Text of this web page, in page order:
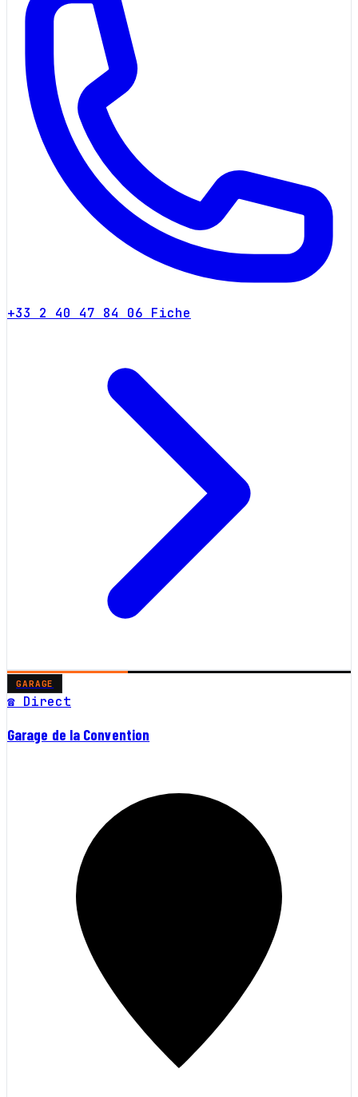
+33 2 40 47 84 06 Fiche
GARAGE
☎ Direct
Garage de la Convention